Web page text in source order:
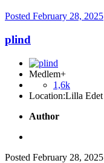
Posted February 28, 2025
plind
Medlem+
1,6k
Location:Lilla Edet
Author
Posted February 28, 2025